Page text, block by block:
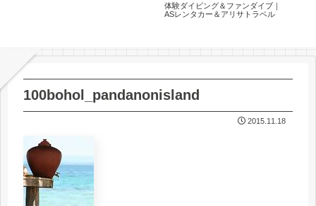
体験ダイビング＆ファンダイブ｜
ASレンタカー＆アリサトラベル
100bohol_pandanonisland
2015.11.18